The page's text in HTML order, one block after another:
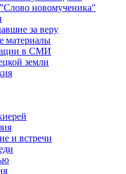
новомученика"
за веру
материалы
в СМИ
земли
и встречи